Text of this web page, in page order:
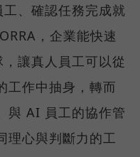
、確認任務完成就
，企業能快速
讓真人員工可以從
工作中抽身，轉而
與 AI 員工的協作管
理心與判斷力的工